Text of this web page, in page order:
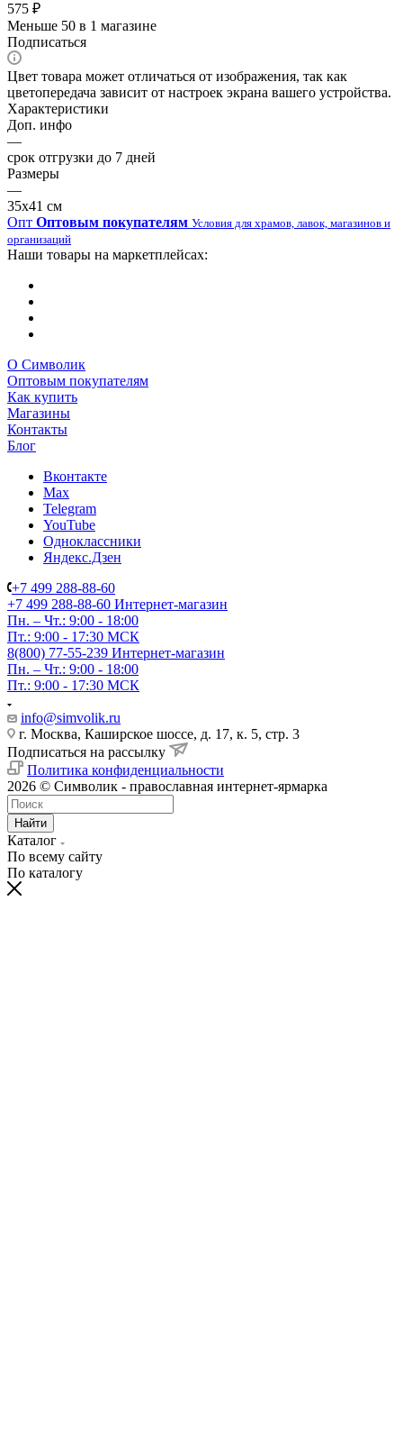
575 ₽
Меньше 50 в 1 магазине
Подписаться
Цвет товара может отличаться от изображения, так как
цветопередача зависит от настроек экрана вашего устройства.
Характеристики
Доп. инфо
—
срок отгрузки до 7 дней
Размеры
—
35х41 см
Опт Оптовым покупателям Условия для храмов, лавок, магазинов и
организаций
Наши товары на маркетплейсах:
О Символик
Оптовым покупателям
Как купить
Магазины
Контакты
Блог
Вконтакте
Max
Telegram
YouTube
Одноклассники
Яндекс.Дзен
+7 499 288-88-60
+7 499 288-88-60 Интернет-магазин
Пн. – Чт.: 9:00 - 18:00
Пт.: 9:00 - 17:30 МСК
8(800) 77-55-239 Интернет-магазин
Пн. – Чт.: 9:00 - 18:00
Пт.: 9:00 - 17:30 МСК
info@simvolik.ru
г. Москва, Каширское шоссе, д. 17, к. 5, стр. 3
Подписаться на рассылку
Политика конфиденциальности
2026 © Символик - православная интернет-ярмарка
Найти
Каталог
По всему сайту
По каталогу